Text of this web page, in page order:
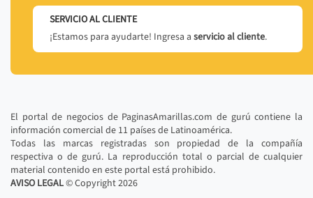
SERVICIO AL CLIENTE
¡Estamos para ayudarte! Ingresa a servicio al cliente.
El portal de negocios de PaginasAmarillas.com de gurú contiene la
información comercial de 11 países de Latinoamérica.
Todas las marcas registradas son propiedad de la compañía
respectiva o de gurú. La reproducción total o parcial de cualquier
material contenido en este portal está prohibido.
AVISO LEGAL© Copyright2026